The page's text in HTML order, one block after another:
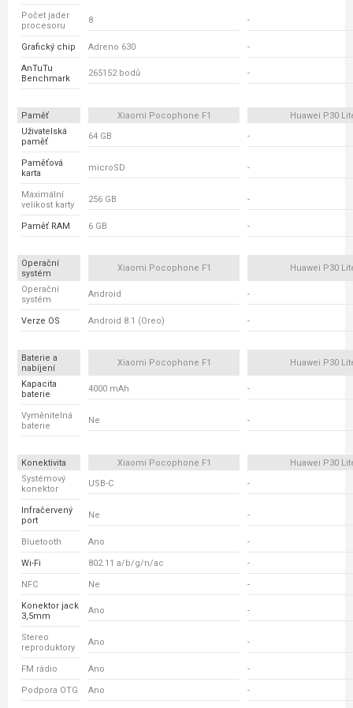
Počet jader
procesoru
8 -
Grafický chip Adreno 630 -
AnTuTu
Benchmark
265152 bodů -
Paměť Xiaomi Pocophone F1
Huawei P30
Uživatelská
paměť
64 GB -
Paměťová
karta
microSD -
Maximální
velikost karty
256 GB -
Paměť RAM 6 GB -
Operační
systém
Xiaomi Pocophone F1 Huawei P30
Operační
systém
Android -
Verze OS Android 8.1 (Oreo) -
Baterie a
nabíjení
Xiaomi Pocophone F1 Huawei P30
Kapacita
baterie
4000 mAh -
Vyměnitelná
baterie
Ne -
Konektivita Xiaomi Pocophone F1
Huawei P30
Systémový
konektor
USB-C -
Infračervený
port
Ne -
Bluetooth Ano -
Wi-Fi 802.11 a/b/g/n/ac -
NFC Ne -
Konektor jack
3,5mm
Ano -
Stereo
reproduktory
Ano -
FM rádio Ano -
Podpora OTG Ano -